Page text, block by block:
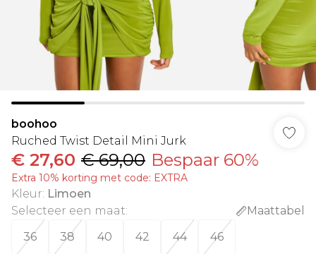
boohoo
Ruched Twist Detail Mini Jurk
€ 27,60 € 69,00 Bespaar 60%
Extra 10% korting met code: EXTRA
Kleur: Limoen
Selecteer een maat:
Maattabel
36
38 40 42 44 46